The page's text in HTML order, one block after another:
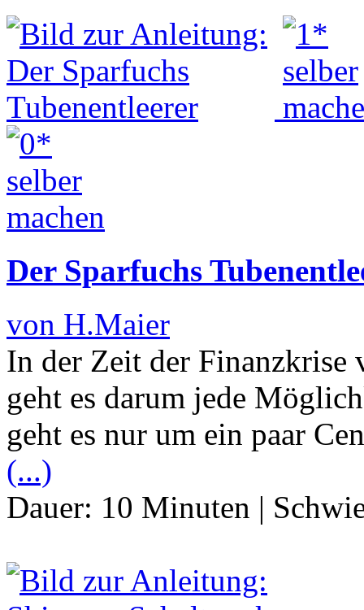
Der Sparfuchs
von H.Maier
In der Zeit der Finanzkrise
geht es darum jede
geht es nur um ein paar
(...)
Dauer: 10 Minuten |